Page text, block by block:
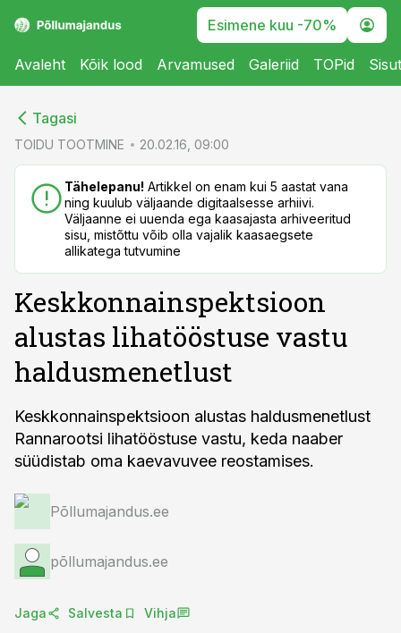
Esimene kuu -70%
Avaleht Kõik lood Arvamused Galeriid TOPid
Tagasi
TOIDU TOOTMINE 20.02.16, 09:00
Tähelepanu! Artikkel on enam kui 5 aastat vana
ning kuulub väljaande digitaalsesse arhiivi.
Väljaanne ei uuenda ega kaasajasta arhiveeritud
sisu, mistõttu võib olla vajalik kaasaegsete
allikatega tutvumine
Keskkonnainspektsioon
alustas lihatööstuse vastu
haldusmenetlust
Keskkonnainspektsioon alustas haldusmenetlust
Rannarootsi lihatööstuse vastu, keda naaber
süüdistab oma kaevavuvee reostamises.
Põllumajandus.ee
põllumajandus.ee
Jaga Salvesta Vihja